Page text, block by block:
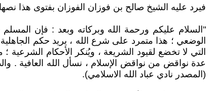
فيرد عليه الشيخ صالح بن فوزان الفوزان بفتوى هذا
"السلام عليكم ورحمة الله وبركاته وبعد : فإن المسلم
الوضعي ؛ هذا متمرد على شرع الله ، يريد حكم
التي لا تخضع لقيود الشريعة ، ويُنكر الأحكام
عدة نواقض من نواقض الإسلام ، نسأل الله العافية .
(المصدر نادي عباد الله الاسلامي).